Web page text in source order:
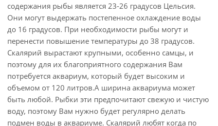
содержания рыбы является 23-26 градусов Цельсия.
Они могут выдержать постепенное охлаждение воды
до 16 градусов. При необходимости рыбы могут и
перенести повышение температуры до 38 градусов.
Скалярий вырастают крупными, особенно самцы, и
поэтому для их благоприятного содержания Вам
потребуется аквариум, который будет высоким и
объемом от 120 литров.А ширина аквариума может
быть любой. Рыбки эти предпочитают свежую и чистую
воду, поэтому Вам нужно будет регулярно делать
подмен воды в аквариуме. Скалярий любят когда по